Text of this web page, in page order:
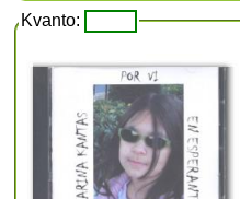
Kvanto: